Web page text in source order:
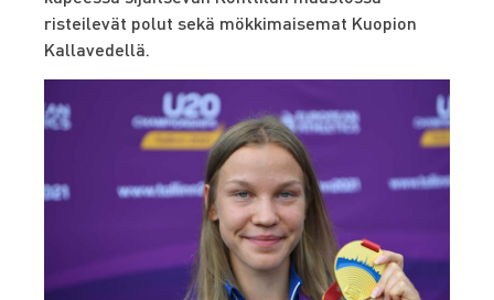
risteilevät polut sekä mökkimaisemat Kuopion
Kallavedellä.